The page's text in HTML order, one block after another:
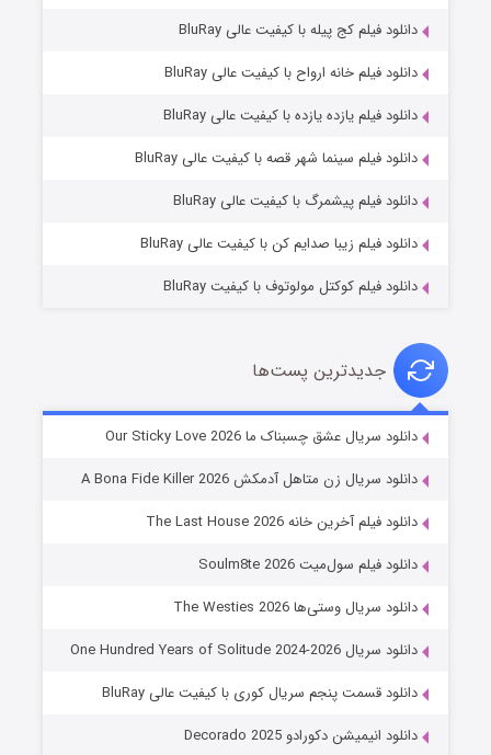
شوهر
عملیات آپارتمان
قسمت۲ (زیرنویس) منتشر شد
دانلود فیلم کج‌ پیله با کیفیت عالی BluRay
دانلود فیلم خانه ارواح با کیفیت عالی BluRay
دانلود فیلم یازده یازده با کیفیت عالی BluRay
دانلود فیلم سینما شهر قصه با کیفیت عالی BluRay
دانلود فیلم پیشمرگ با کیفیت عالی BluRay
دانلود فیلم زیبا صدایم کن با کیفیت عالی BluRay
دانلود فیلم کوکتل مولوتوف با کیفیت BluRay
جدیدترین پست‌ها
دانلود سریال عشق چسبناک ما Our Sticky Love 2026
دانلود سریال زن متاهل آدمکش A Bona Fide Killer 2026
دانلود فیلم آخرین خانه The Last House 2026
دانلود فیلم سول‌میت Soulm8te 2026
دانلود سریال وستی‌ها The Westies 2026
دانلود سریال One Hundred Years of Solitude 2024-2026
دانلود قسمت پنجم سریال کوری با کیفیت عالی BluRay
دانلود انیمیشن دکورادو Decorado 2025